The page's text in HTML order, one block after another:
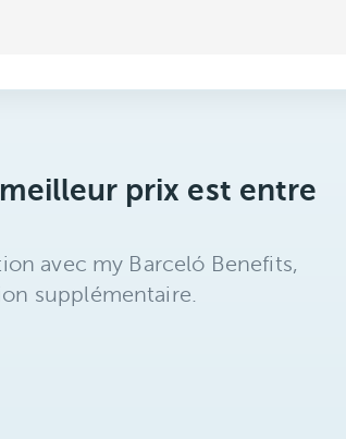
prix est entre
avec my Barceló Benefits,
supplémentaire.